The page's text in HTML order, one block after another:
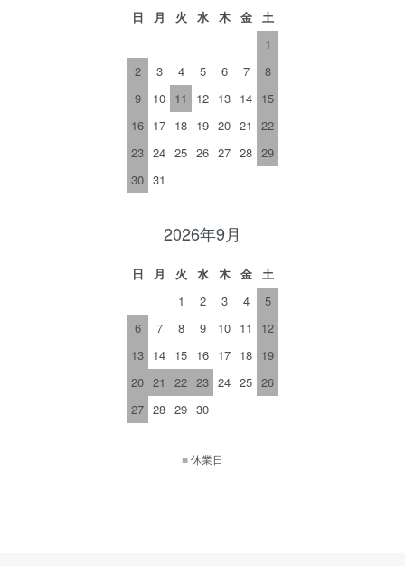
日 月 火 水 木 金
土
1
2
3 4 5 6 7
8
9
10 11 12 13 14 15
16 17 18 19 20 21
22
23 24 25 26 27 28 29
30 31
2026年9月
日 月 火 水 木 金
土
1
2 3 4
5
6
7 8 9 10 11
12
13 14 15 16 17 18 19
20 21 22 23 24 25 26
27 28 29 30
■休業日